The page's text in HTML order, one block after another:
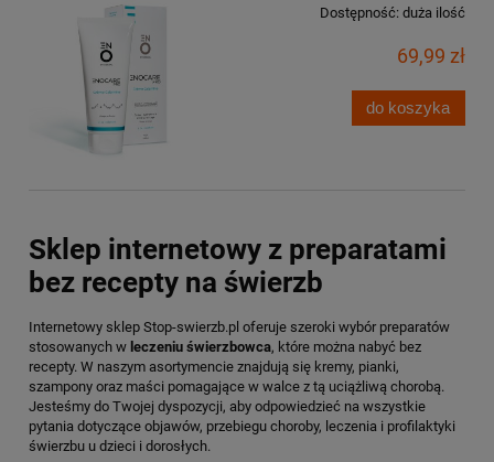
Dostępność: duża ilość
69,99 zł
do koszyka
Sklep internetowy z preparatami
bez recepty na świerzb
Internetowy sklep Stop-swierzb.pl oferuje szeroki wybór preparatów
stosowanych w leczeniu świerzbowca, które można nabyć bez
recepty. W naszym asortymencie znajdują się kremy, pianki,
szampony oraz maści pomagające w walce z tą uciążliwą chorobą.
Jesteśmy do Twojej dyspozycji, aby odpowiedzieć na wszystkie
pytania dotyczące objawów, przebiegu choroby, leczenia i profilaktyki
świerzbu u dzieci i dorosłych.